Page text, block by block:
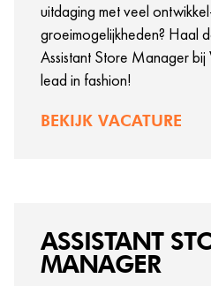
uitdaging met veel
groeimogelijkheden? Haal
Assistant Store Manager bij
lead in fashion!
BEKIJK VACATURE
ASSISTANT
MANAGER